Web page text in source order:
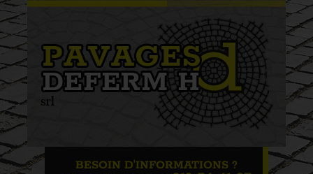
BESOIN D'INFORMATIONS ?